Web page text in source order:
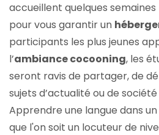
accueillent quelques
pour vous garantir un
participants les plus jeunes
l’ambiance cocooning, les
seront ravis de partager, de
sujets d’actualité ou de
Apprendre une langue dans
que l'on soit un locuteur de